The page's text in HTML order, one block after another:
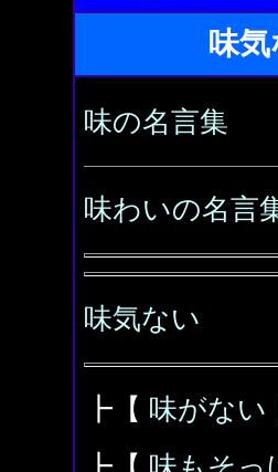
味
味の名言集
味わいの名言
味気ない
┣【 味がない